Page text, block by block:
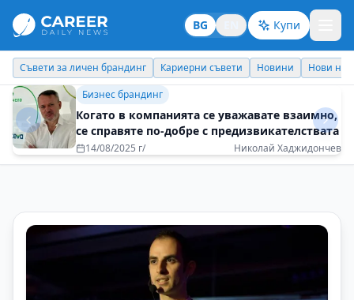
BG Купи
Кариерни съвети Новини Нови назначения Днес празнува
Идеи отвъд границите
Как едно спонтанно решение може да се
превърне в приключение за цял живот?
10/07/2025 г/ Венета Бехар